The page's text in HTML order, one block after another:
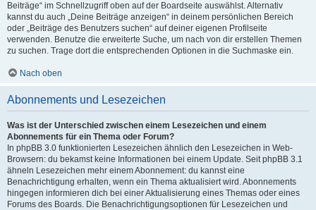
Beiträge“ im Schnellzugriff oben auf der Boardseite auswählst. Alternativ
kannst du auch „Deine Beiträge anzeigen“ in deinem persönlichen Bereich
oder „Beiträge des Benutzers suchen“ auf deiner eigenen Profilseite
verwenden. Benutze die erweiterte Suche, um nach von dir erstellen Themen
zu suchen. Trage dort die entsprechenden Optionen in die Suchmaske ein.
Nach oben
Abonnements und Lesezeichen
Was ist der Unterschied zwischen einem Lesezeichen und einem
Abonnements für ein Thema oder Forum?
In phpBB 3.0 funktionierten Lesezeichen ähnlich den Lesezeichen in Web-
Browsern: du bekamst keine Informationen bei einem Update. Seit phpBB 3.1
ähneln Lesezeichen mehr einem Abonnement: du kannst eine
Benachrichtigung erhalten, wenn ein Thema aktualisiert wird. Abonnements
hingegen informieren dich bei einer Aktualisierung eines Themas oder eines
Forums des Boards. Die Benachrichtigungsoptionen für Lesezeichen und